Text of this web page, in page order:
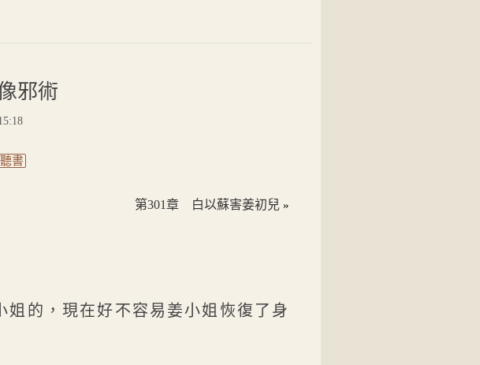
邪術
聽書
第301章 白以蘇害姜初兒 »
的，現在好不容易姜小姐恢復了身